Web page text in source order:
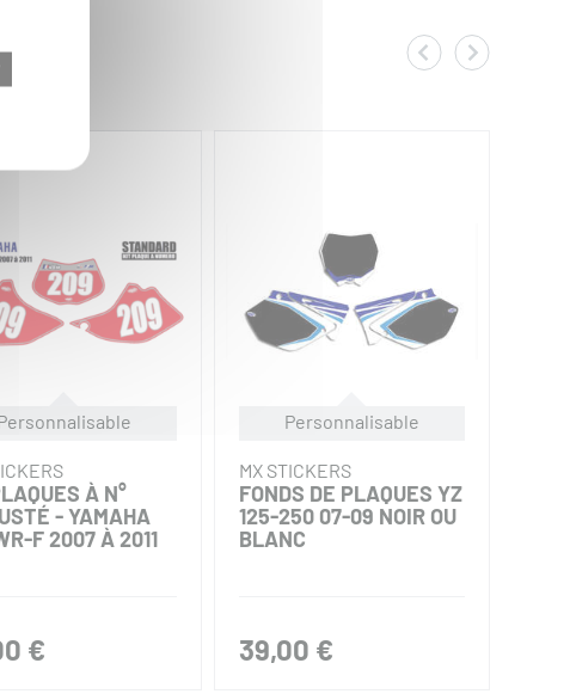
À N°
- YAMAHA
F 2007 À 2011
€
Personnalisable
MX STICKERS
FONDS DE PLAQUES YZ
125-250 07-09 NOIR OU
BLANC
39,00 €